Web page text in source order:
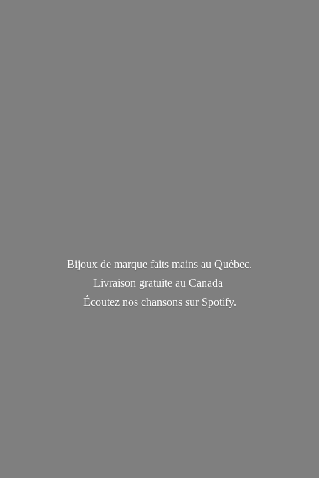
Bijoux de marque faits mains au Québec.
Livraison gratuite au Canada
Écoutez nos chansons sur Spotify.